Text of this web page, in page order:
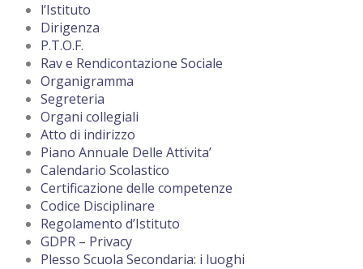
l’Istituto
Dirigenza
P.T.O.F.
Rav e Rendicontazione Sociale
Organigramma
Segreteria
Organi collegiali
Atto di indirizzo
Piano Annuale Delle Attivita’
Calendario Scolastico
Certificazione delle competenze
Codice Disciplinare
Regolamento d’Istituto
GDPR – Privacy
Plesso Scuola Secondaria: i luoghi